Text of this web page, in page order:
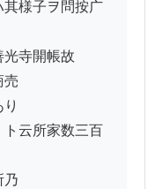
様子ヲ問按广
寺開帳故
売
ト云所家数三百
乃